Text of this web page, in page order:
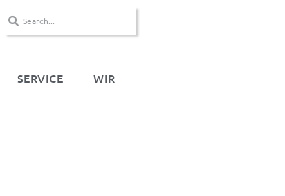
SERVICE WIR